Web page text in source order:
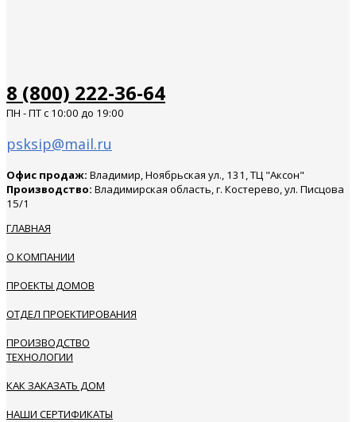
8 (800) 222-36-64
ПН - ПТ с 10:00 до 19:00
psksip@mail.ru
Офис продаж: Владимир, Ноябрьская ул., 131, ТЦ "Аксон"
Производство: Владимирская область, г. Костерево, ул. Писцова
15/1
ГЛАВНАЯ
О КОМПАНИИ
ПРОЕКТЫ ДОМОВ
ОТДЕЛ ПРОЕКТИРОВАНИЯ
ПРОИЗВОДСТВО
ТЕХНОЛОГИИ
КАК ЗАКАЗАТЬ ДОМ
НАШИ СЕРТИФИКАТЫ